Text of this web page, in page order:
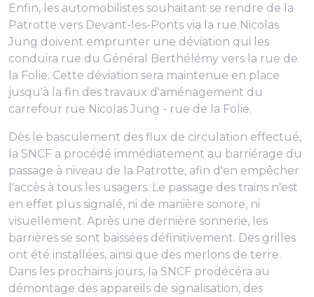
Enfin, les automobilistes souhaitant se rendre de la
Patrotte vers Devant-les-Ponts via la rue Nicolas
Jung doivent emprunter une déviation qui les
conduira rue du Général Berthélémy vers la rue de
la Folie. Cette déviation sera maintenue en place
jusqu'à la fin des travaux d'aménagement du
carrefour rue Nicolas Jung - rue de la Folie.
Dès le basculement des flux de circulation effectué,
la SNCF a procédé immédiatement au barriérage du
passage à niveau de la Patrotte, afin d'en empêcher
l'accès à tous les usagers. Le passage des trains n'est
en effet plus signalé, ni de manière sonore, ni
visuellement. Après une dernière sonnerie, les
barrières se sont baissées définitivement. Des grilles
ont été installées, ainsi que des merlons de terre.
Dans les prochains jours, la SNCF prodécéra au
démontage des appareils de signalisation, des